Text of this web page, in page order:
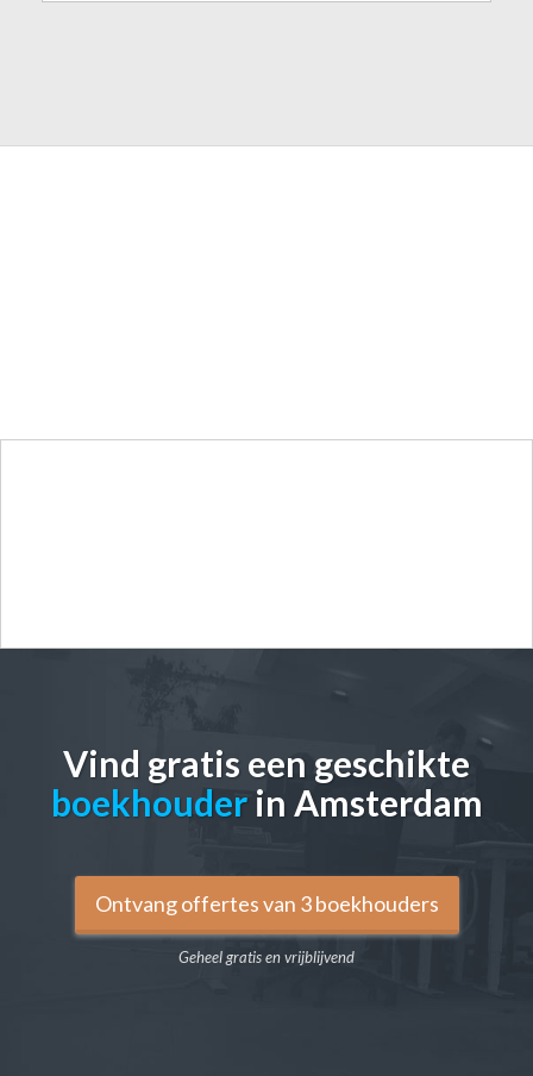
Vind gratis een geschikte
boekhouderin Amsterdam
Ontvang offertes van 3 boekhouders
Geheel gratis en vrijblijvend